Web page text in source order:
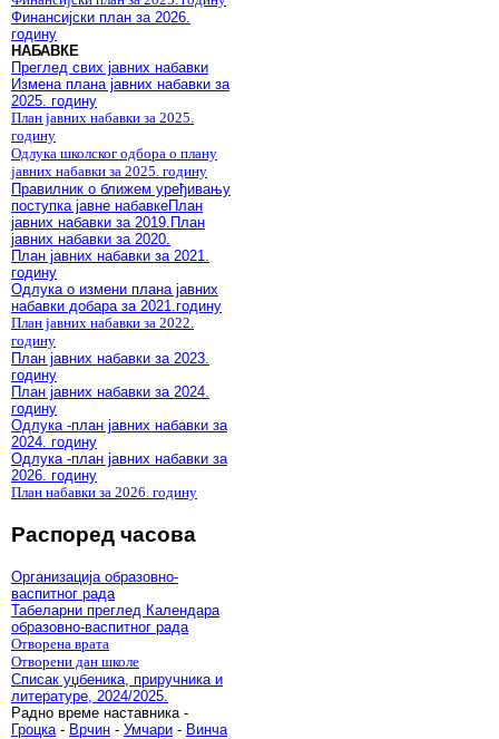
Финансијски план за 2026.
годину
НАБАВКЕ
Преглед свих јавних набавки
Измена плана јавних набавки за
2025. годину
План јавних набавки за 2025.
годину
Одлука школског одбора о плану
јавних набавки за 2025. годину
Правилник о ближем уређивању
поступка јавне набавкеПлан
јавних набавки за 2019. План
јавних набавки за 2020.
План јавних набавки за 2021.
годину
Одлука о измени плана јавних
набавки добара за 2021.годину
План јавних набавки за 2022.
годину
План јавних набавки за 2023.
годину
План јавних набавки за 2024.
годину
Одлука -план јавних набавки за
2024. годину
Одлука -план јавних набавки за
2026. годину
План набавки за 2026. годину
Распоред часова
Организација образовно-
васпитног рада
Табеларни преглед Календара
образовно-васпитног рада
Отворена врата
Отворени дан школе
Списак уџбеника, приручника и
литературе, 2024/2025.
Радно време наставника -
Гроцка - Врчин - Умчари - Винча